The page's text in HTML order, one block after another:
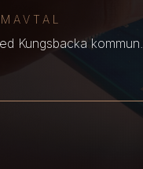
Kungsbacka kommun.